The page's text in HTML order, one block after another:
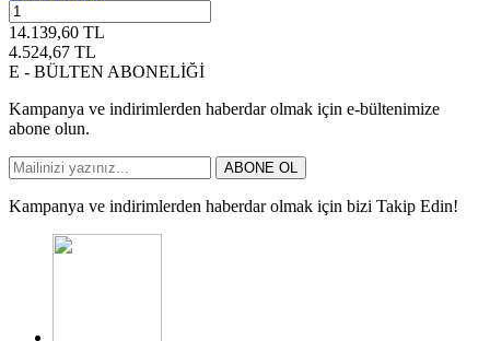
14.139,60 TL
4.524,67 TL
E - BÜLTEN ABONELİĞİ
Kampanya ve indirimlerden haberdar olmak için e-bültenimize
abone olun.
ABONE OL
Kampanya ve indirimlerden haberdar olmak için bizi Takip Edin!